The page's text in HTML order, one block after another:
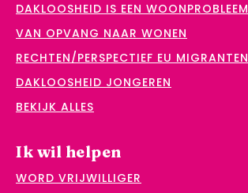
DAKLOOSHEID IS EEN WOONPROBLEEM
VAN OPVANG NAAR WONEN
RECHTEN/PERSPECTIEF EU MIGRANTEN
DAKLOOSHEID JONGEREN
BEKIJK ALLES
Ik wil helpen
WORD VRIJWILLIGER